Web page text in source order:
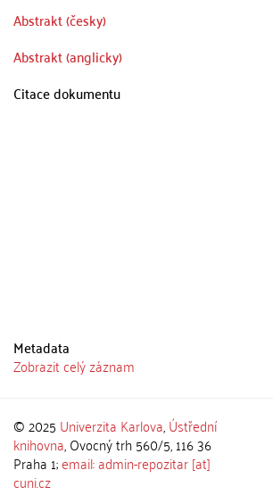
Abstrakt (česky)
Abstrakt (anglicky)
Citace dokumentu
Metadata
Zobrazit celý záznam
© 2025 Univerzita Karlova,Ústřední
knihovna, Ovocný trh 560/5, 116 36
Praha 1;email: admin-repozitar [at]
cuni.cz